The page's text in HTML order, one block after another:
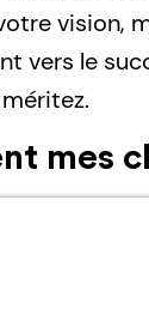
vision,
vers le
méritez.
mes